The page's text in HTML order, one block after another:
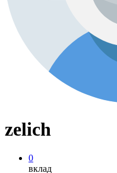
zelich
0
вклад